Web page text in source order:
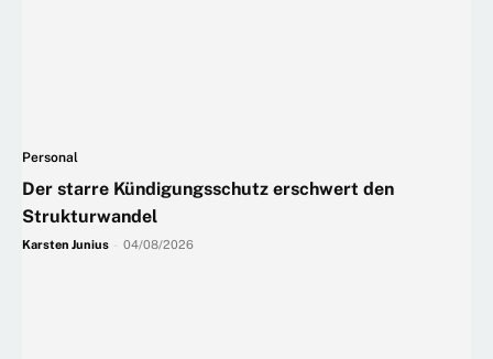
Personal
Der starre Kündigungsschutz erschwert den
Strukturwandel
Karsten Junius 04/08/2026